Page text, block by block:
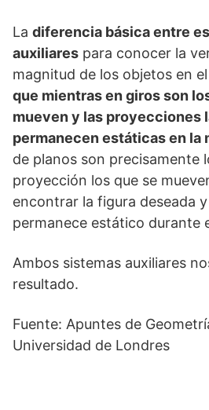
La diferencia básica entre
auxiliares para conocer la
magnitud de los objetos en
que mientras en giros son
mueven y las proyecciones
permanecen estáticas en la
de planos son precisamente
proyección los que se
encontrar la figura deseada
permanece estático durante
Ambos sistemas auxiliares
resultado.
Fuente: Apuntes de
Universidad de Londres